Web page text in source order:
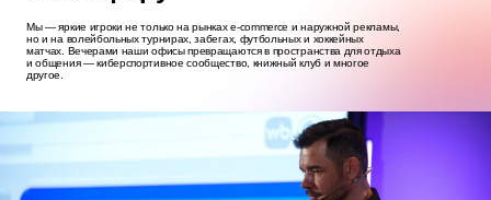
Мы — яркие игроки не только на рынках e‑commerce и наружной рекламы,
но и на волейбольных турнирах, забегах, футбольных и хоккейных
матчах. Вечерами наши офисы превращаются в пространства для отдыха
и общения — киберспортивное сообщество, книжный клуб и многое
другое.